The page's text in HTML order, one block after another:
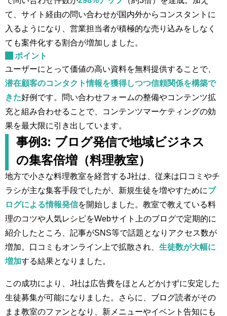
て、サイト経由の問い合わせが国内外からコンスタントに
入るようになり、営業担当者が積極的な売り込みをしなく
ても案件化する割合が増加しました。
ポイント
ユーザーにとって価値の高い資料を無料提供することで、
潜在顧客のコンタクト情報を獲得しつつ信頼関係を構築で
きた好例です。問い合わせフォームの整備やコンテンツ拡
充と組み合わせることで、コンテンツマーケティングの効
果を最大限に引き出しています。
事例3: ブログ発信で地域ビジネス
の集客倍増（料理教室）
地方で小さな料理教室を経営するJ社は、従来は口コミやチ
ラシが主な集客手段でしたが、新規生徒を増やすためにブ
ログによる情報発信を開始しました。教室で教えている料
理のコツや人気レシピをWebサイト上のブログで定期的に
紹介したところ、記事がSNS等で話題となりアクセス数が
増加。口コミもオンライン上で拡散され、 生徒数が大幅に
増加する結果となりました。
この成功により、J社は広告費をほとんどかけずに安定した
生徒募集が可能になりました。さらに、ブログ読者がその
まま教室のファンとなり、新メニューやイベント告知にも